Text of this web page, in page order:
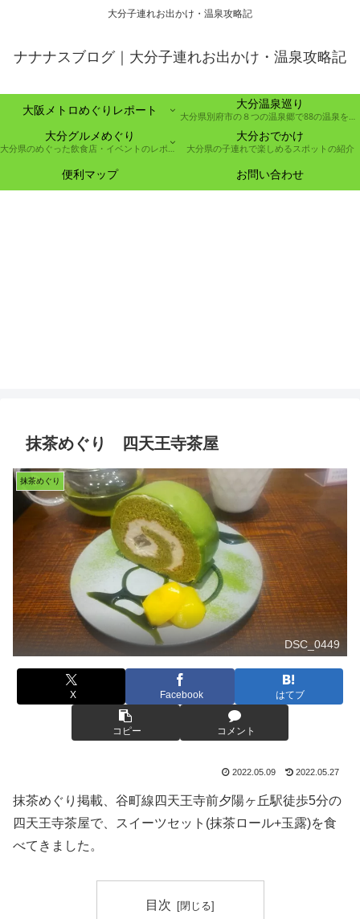
大分子連れお出かけ・温泉攻略記
ナナナスブログ｜大分子連れお出かけ・温泉攻略記
大阪メトロめぐりレポート 大分温泉巡り
大分県別府市の８つの温泉郷で88の温泉を巡る取り組み
大分グルメめぐり
大分県のめぐった飲食店・イベントのレポート
大分おでかけ
大分県の子連れで楽しめるスポットの紹介
便利マップ お問い合わせ
抹茶めぐり 四天王寺茶屋
抹茶めぐり
DSC_0449
X Facebook はてブ
コピー コメント
2022.05.09 2022.05.27
抹茶めぐり掲載、谷町線四天王寺前夕陽ヶ丘駅徒歩5分の
四天王寺茶屋で、スイーツセット(抹茶ロール+玉露)を食
べてきました。
目次